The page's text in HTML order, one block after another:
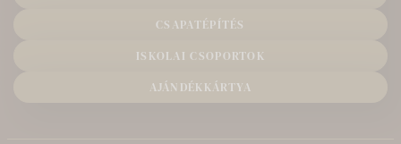
CSAPATÉPÍTÉS
ISKOLAI CSOPORTOK
AJÁNDÉKKÁRTYA